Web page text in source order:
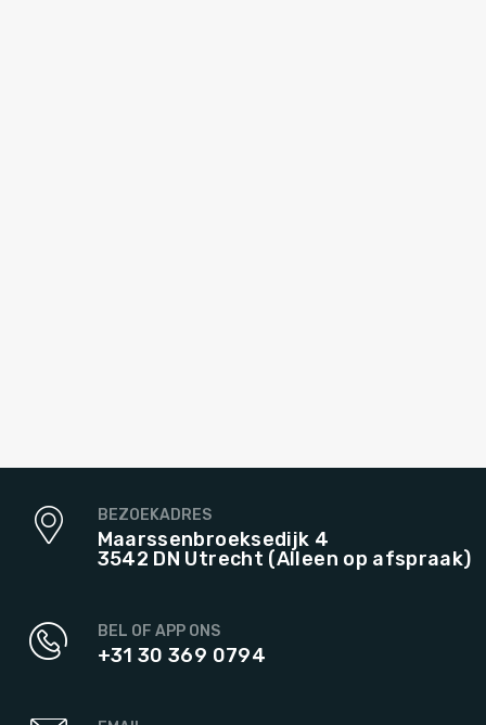
BEZOEKADRES
Maarssenbroeksedijk 4
3542 DN Utrecht (Alleen op afspraak)
BEL OF APP ONS
+31 30 369 0794